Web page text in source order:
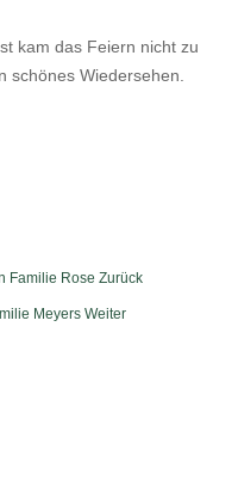
kam das Feiern nicht zu
schönes Wiedersehen.
Familie Rose Zurück
Meyers Weiter